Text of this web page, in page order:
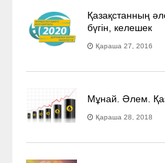
Қазақстанның
бүгін, келешек
Қараша 27, 2016
Мұнай. Әлем.
Қараша 28, 2018